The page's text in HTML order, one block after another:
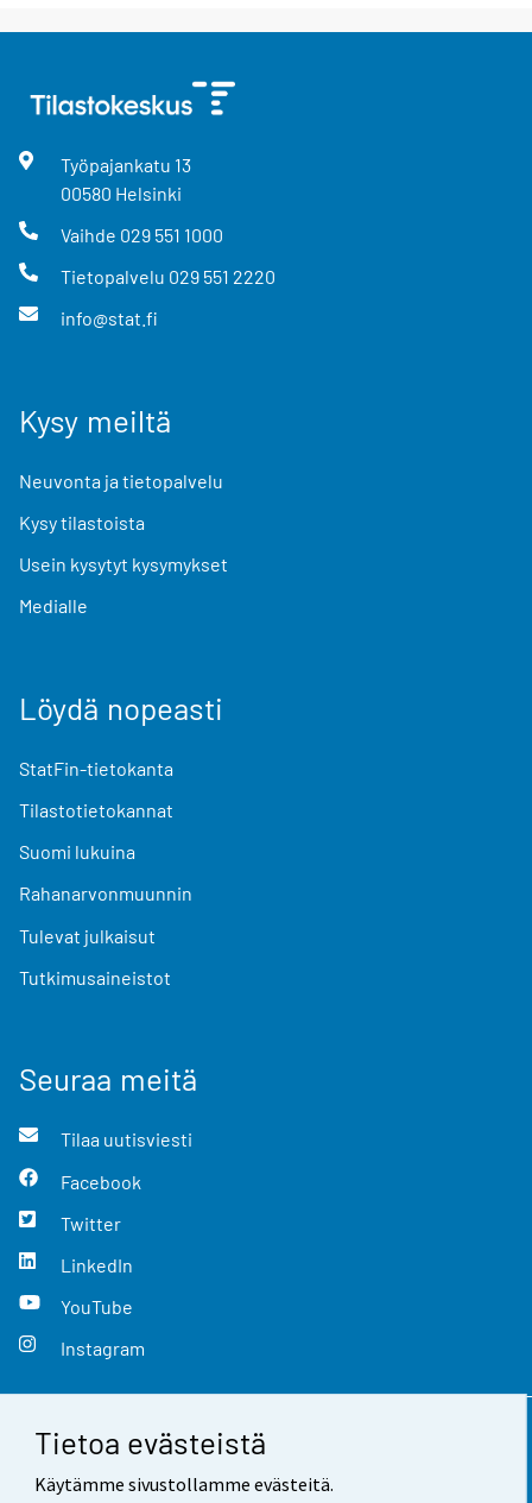
Tietoa evästeistä
Käytämme sivustollamme evästeitä.
Työpajankatu 13
00580 Helsinki
Vaihde 029 551 1000
Tietopalvelu 029 551 2220
info@stat.fi
Kysy meiltä
Neuvonta ja tietopalvelu
Kysy tilastoista
Usein kysytyt kysymykset
Medialle
Löydä nopeasti
StatFin-tietokanta
Tilastotietokannat
Suomi lukuina
Rahanarvonmuunnin
Tulevat julkaisut
Tutkimusaineistot
Seuraa meitä
Tilaa uutisviesti
Facebook
Twitter
LinkedIn
YouTube
Instagram
Yhteystiedot
Palaute